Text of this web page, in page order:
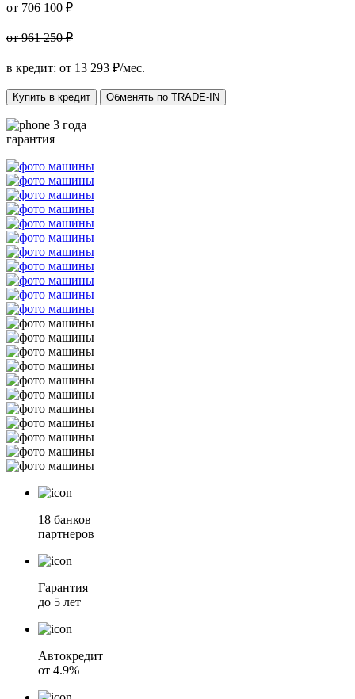
от 706 100 ₽
от 961 250 ₽
в кредит: от 13 293 ₽/мес.
Купить в кредит Обменять по TRADE-IN
3 года
гарантия
18 банков
партнеров
Гарантия
до 5 лет
Автокредит
от 4.9%